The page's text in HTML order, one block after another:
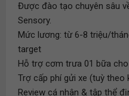
Được đào tạo chuyên sâu
Sensory.
Mức lương: từ 6-8 triệu/
target
Hỗ trợ cơm trưa 01 bữa
Trợ cấp phí gửi xe (tuỳ theo
Review cá nhân & tập thể